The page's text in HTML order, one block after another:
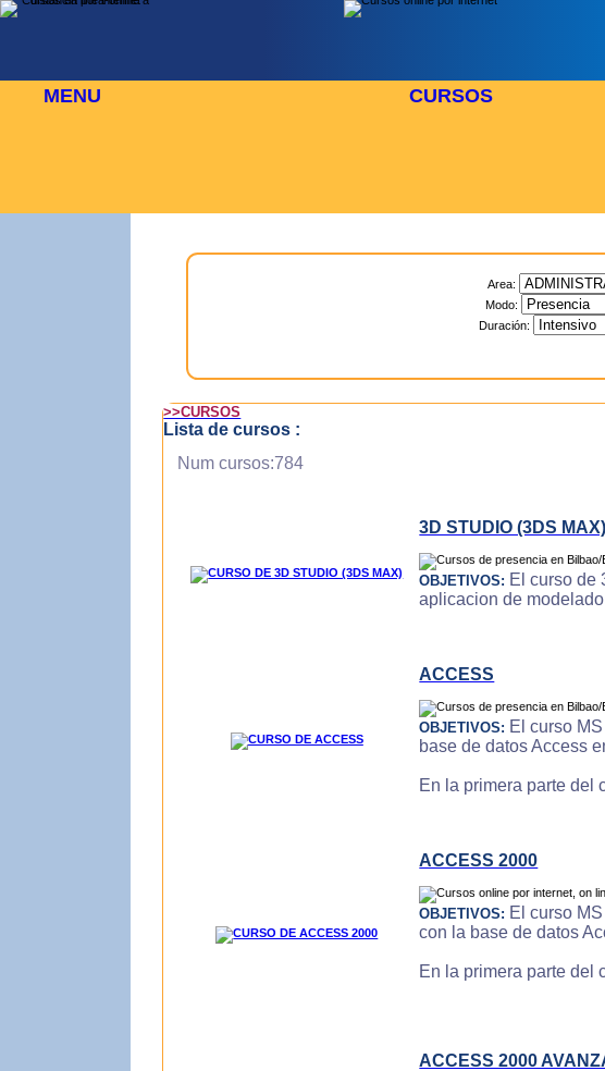
MENU CURSOS
Area:
Modo:
Duración:
>>CURSOS
Lista de cursos :
Num cursos:784
3D STUDIO (3DS MAX)
OBJETIVOS: El curso de
aplicacion de
ACCESS
OBJETIVOS: El curso
base de datos Access
En la primera parte del
ACCESS 2000
OBJETIVOS: El curso
con la base de datos
En la primera parte del
ACCESS 2000